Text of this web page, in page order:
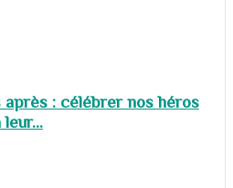
après : célébrer nos héros